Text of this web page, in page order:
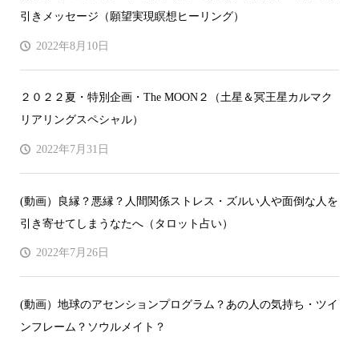
引きメッセージ（願望実現瞑想ヒーリング）
2022年8月10日
２０２２夏・特別企画・The MOON２（土星＆冥王星カルマク
リアリングスペシャル）
2022年7月31日
(動画）良縁？悪縁？人間関係ストレス・ズルい人や面倒な人を
引き寄せてしまうなたへ（タロット占い）
2022年7月26日
(動画）地球のアセンションプログラム？あの人の気持ち・ツイ
ンフレーム？ソウルメイト？